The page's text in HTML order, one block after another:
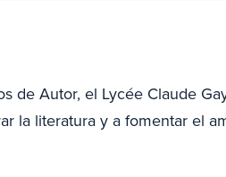
de Autor, el Lycée Claude
la literatura y a fomentar el